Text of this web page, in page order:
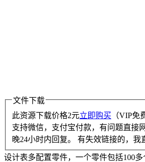
文件下载
此资源下载价格2元立即购买 （VIP免
支持微信，支付宝付款，有问题直接
晚24小时内回复。 有失效链接的，我
设计表多配置零件，一个零件包括100多